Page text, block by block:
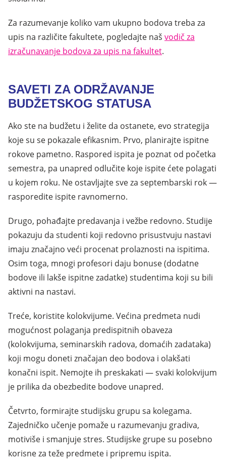
Za razumevanje koliko vam ukupno bodova treba za
upis na različite fakultete, pogledajte naš vodič za
izračunavanje bodova za upis na fakultet.
SAVETI ZA ODRŽAVANJE
BUDŽETSKOG STATUSA
Ako ste na budžetu i želite da ostanete, evo strategija
koje su se pokazale efikasnim. Prvo, planirajte ispitne
rokove pametno. Raspored ispita je poznat od početka
semestra, pa unapred odlučite koje ispite ćete polagati
u kojem roku. Ne ostavljajte sve za septembarski rok —
rasporedite ispite ravnomerno.
Drugo, pohađajte predavanja i vežbe redovno. Studije
pokazuju da studenti koji redovno prisustvuju nastavi
imaju značajno veći procenat prolaznosti na ispitima.
Osim toga, mnogi profesori daju bonuse (dodatne
bodove ili lakše ispitne zadatke) studentima koji su bili
aktivni na nastavi.
Treće, koristite kolokvijume. Većina predmeta nudi
mogućnost polaganja predispitnih obaveza
(kolokvijuma, seminarskih radova, domaćih zadataka)
koji mogu doneti značajan deo bodova i olakšati
konačni ispit. Nemojte ih preskakati — svaki kolokvijum
je prilika da obezbedite bodove unapred.
Četvrto, formirajte studijsku grupu sa kolegama.
Zajedničko učenje pomaže u razumevanju gradiva,
motiviše i smanjuje stres. Studijske grupe su posebno
korisne za teže predmete i pripremu ispita.